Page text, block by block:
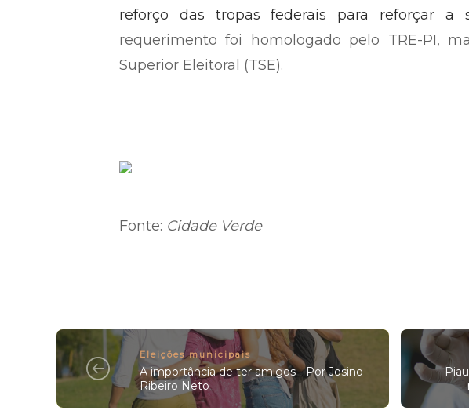
reforço das tropas federais para reforçar a
requerimento foi homologado pelo TRE-PI,
Superior Eleitoral (TSE).
Fonte: Cidade Verde
Eleições municipais
A importância de ter amigos - Por Josino
Ribeiro Neto